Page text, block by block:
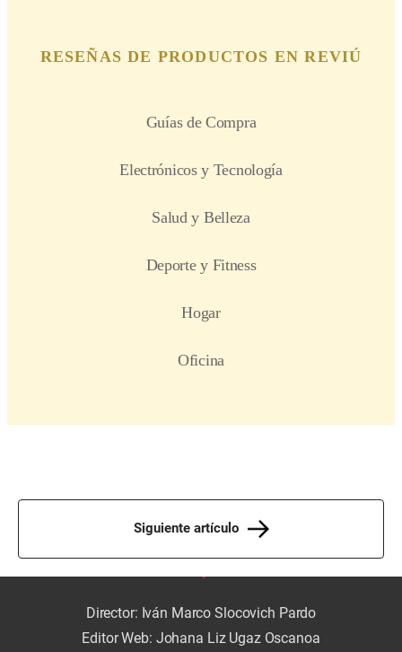
Siguiente artículo
Director: Iván Marco Slocovich Pardo
Editor Web: Johana Liz Ugaz Oscanoa